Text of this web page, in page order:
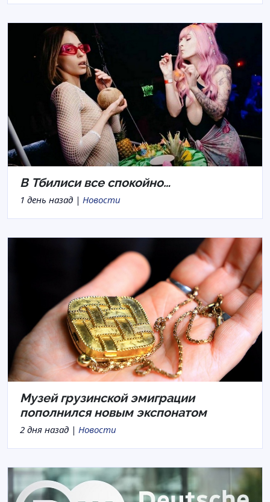
В Тбилиси все спокойно…
1 день назад | Новости
Музей грузинской эмиграции
пополнился новым экспонатом
2 дня назад | Новости